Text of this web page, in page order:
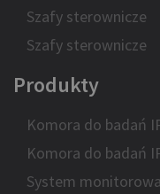
Szafy sterownicze
Szafy sterownicze
Produkty
Komora do badań
Komora do badań
System